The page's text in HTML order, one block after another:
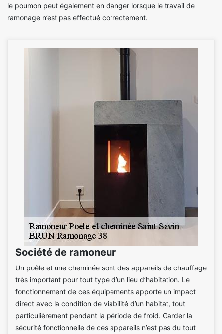
le poumon peut également en danger lorsque le travail de
ramonage n’est pas effectué correctement.
Société de ramoneur
Un poêle et une cheminée sont des appareils de chauffage
très important pour tout type d’un lieu d’habitation. Le
fonctionnement de ces équipements apporte un impact
direct avec la condition de viabilité d’un habitat, tout
particulièrement pendant la période de froid. Garder la
sécurité fonctionnelle de ces appareils n’est pas du tout